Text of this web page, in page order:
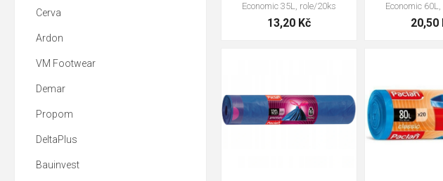
Economic 35L, role/20ks
13,20 Kč
Economic
20,50
Cerva
Ardon
VM Footwear
Demar
Propom
DeltaPlus
Bauinvest